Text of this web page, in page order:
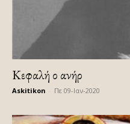
Κεφαλή ο ανήρ
Askitikon Πε 09-Ιαν-2020